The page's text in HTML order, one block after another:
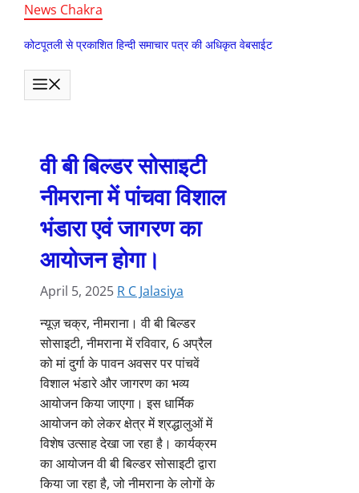
content
News Chakra
कोटपूतली से प्रकाशित हिन्दी समाचार पत्र की अधिकृत वेबसाईट
वी बी बिल्डर सोसाइटी
नीमराना में पांचवा विशाल
भंडारा एवं जागरण का
आयोजन होगा।
April 5, 2025 R C Jalasiya
न्यूज़ चक्र, नीमराना। वी बी बिल्डर
सोसाइटी, नीमराना में रविवार, 6 अप्रैल
को मां दुर्गा के पावन अवसर पर पांचवें
विशाल भंडारे और जागरण का भव्य
आयोजन किया जाएगा। इस धार्मिक
आयोजन को लेकर क्षेत्र में श्रद्धालुओं में
विशेष उत्साह देखा जा रहा है। कार्यक्रम
का आयोजन वी बी बिल्डर सोसाइटी द्वारा
किया जा रहा है, जो नीमराना के लोगों के